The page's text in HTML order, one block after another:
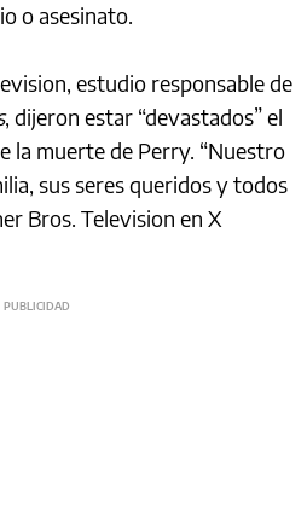
o asesinato.
estudio responsable de
, dijeron estar “devastados” el
la muerte de Perry. “Nuestro
sus seres queridos y todos
Bros. Television en X